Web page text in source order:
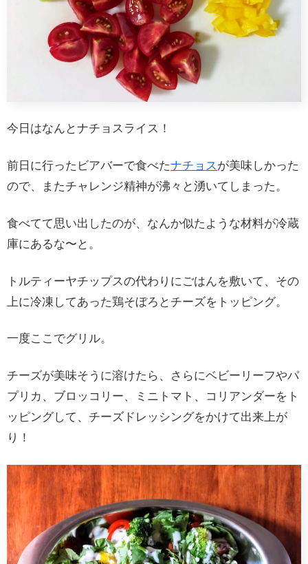
今日はなんとナチョスライス！
前日に行ったビアバーで食べたナチョスが美味しかった
ので、またチャレンジ精神が沸々と湧いてしまった。
食べてて思い出したのが、なんか似たような材料が冷蔵
庫にあるな〜と。
トルティーヤチップスの代わりにごはんを敷いて、その
上に冷凍してあった鶏そぼろとチーズをトッピング。
一度ここでグリル。
チーズが美味そうに溶けたら、さらにベビーリーフやパ
プリカ、ブロッコリー、ミニトマト、コリアンダーをト
ッピングして、チーズドレッシングをかけて出来上が
り！